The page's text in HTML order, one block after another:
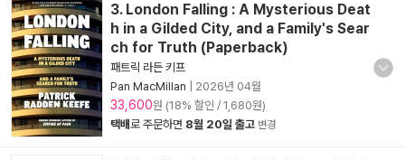
3. London Falling : A Mysterious Deat
h in a Gilded City, and a Family's Sear
ch for Truth (Paperback)
패트릭 라든 키프
Pan MacMillan
2026년 04월
33,600원 (18% 할인 / 1,680원)
택배로 주문하면 8월 20일 출고 변경